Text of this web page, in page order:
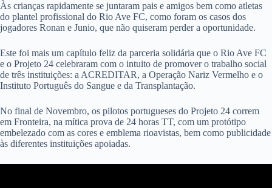
Às crianças rapidamente se juntaram pais e amigos bem como atletas
do plantel profissional do Rio Ave FC, como foram os casos dos
jogadores Ronan e Junio, que não quiseram perder a oportunidade.
Este foi mais um capítulo feliz da parceria solidária que o Rio Ave FC
e o Projeto 24 celebraram com o intuito de promover o trabalho social
de três instituições: a ACREDITAR, a Operação Nariz Vermelho e o
Instituto Português do Sangue e da Transplantação.
No final de Novembro, os pilotos portugueses do Projeto 24 correm
em Fronteira, na mítica prova de 24 horas TT, com um protótipo
embelezado com as cores e emblema rioavistas, bem como publicidade
às diferentes instituições apoiadas.